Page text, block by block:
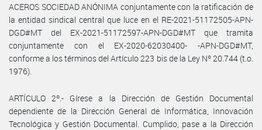
ACEROS SOCIEDAD ANÓNIMA conjuntamente con la ratificación de
la entidad sindical central que luce en el RE-2021-51172505-APN-
DGD#MT del EX-2021-51172597-APN-DGD#MT que tramita
conjuntamente con el EX-2020-62030400- -APN-DGD#MT,
conforme a los términos del Artículo 223 bis de la Ley Nº 20.744 (t.o.
1976).
ARTÍCULO 2º.- Gírese a la Dirección de Gestión Documental
dependiente de la Dirección General de Informática, Innovación
Tecnológica y Gestión Documental. Cumplido, pase a la Dirección